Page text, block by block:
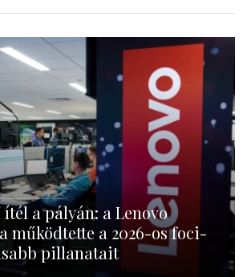
a pályán: a Lenovo
működtette a 2026-os foci-
pillanatait